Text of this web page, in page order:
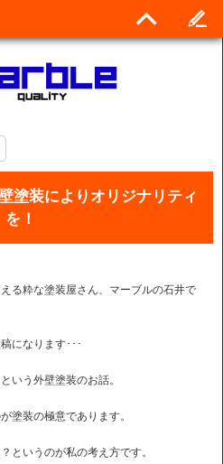
塗装によりオリジナリティ
を！
る粋な塗装屋さん、マーブルの石井で
になります･･･
いう外壁塗装のお話。
塗装の極意であります。
というのが私の考え方です。